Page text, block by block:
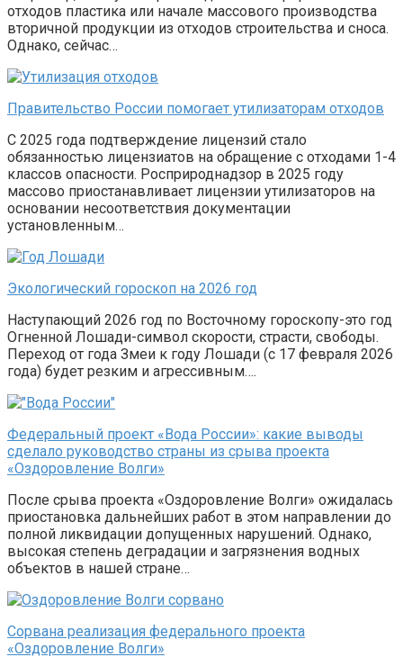
отходов пластика или начале массового производства
вторичной продукции из отходов строительства и сноса.
Однако, сейчас…
Правительство России помогает утилизаторам отходов
С 2025 года подтверждение лицензий стало
обязанностью лицензиатов на обращение с отходами 1-4
классов опасности. Росприроднадзор в 2025 году
массово приостанавливает лицензии утилизаторов на
основании несоответствия документации
установленным…
Экологический гороскоп на 2026 год
Наступающий 2026 год по Восточному гороскопу-это год
Огненной Лошади-символ скорости, страсти, свободы.
Переход от года Змеи к году Лошади (с 17 февраля 2026
года) будет резким и агрессивным….
Федеральный проект «Вода России»: какие выводы
сделало руководство страны из срыва проекта
«Оздоровление Волги»
После срыва проекта «Оздоровление Волги» ожидалась
приостановка дальнейших работ в этом направлении до
полной ликвидации допущенных нарушений. Однако,
высокая степень деградации и загрязнения водных
объектов в нашей стране…
Сорвана реализация федерального проекта
«Оздоровление Волги»